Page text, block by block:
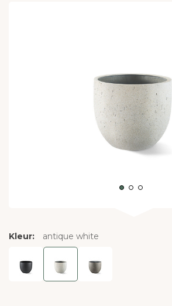
Kleur: antique white